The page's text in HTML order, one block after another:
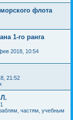
флота
1-го ранга
2018, 10:54
21:52
частям, учебным